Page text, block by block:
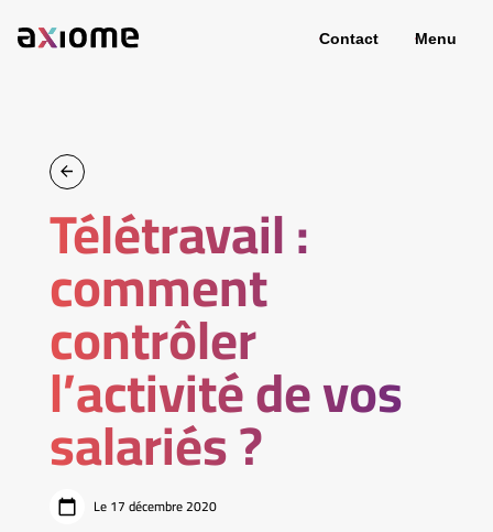
Contact Menu
Télétravail :
comment
contrôler
l’activité de vos
salariés ?
Le 17 décembre 2020